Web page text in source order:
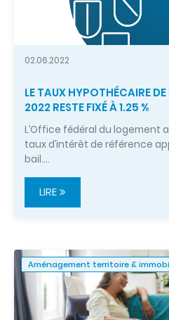
02.06.2022
LE TAUX HYPOTHÉCAIRE DE
2022 RESTE FIXÉ À 1.25 %
L’Office fédéral du logement
taux d’intérêt de référence
bail.…
LIRE
Aménagement territoire &